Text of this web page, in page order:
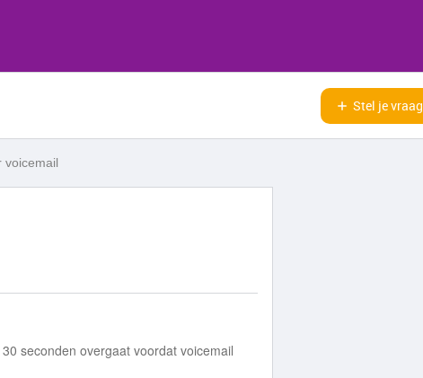
Stel je vraag
voicemail
seconden overgaat voordat voicemail